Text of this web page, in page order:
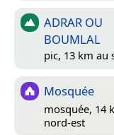
ADRAR OU
BOUMLAL
pic, 13 km au
Mosquée
mosquée, 14
nord-est